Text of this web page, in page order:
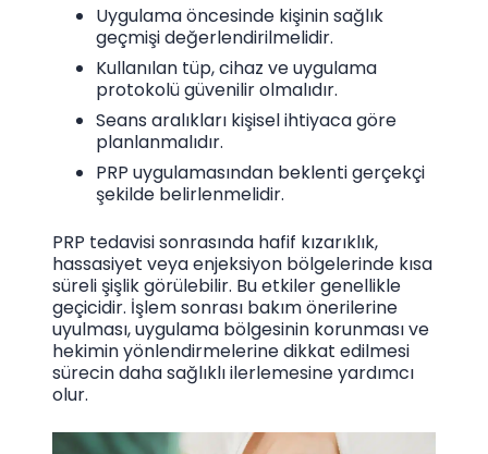
Uygulama öncesinde kişinin sağlık
geçmişi değerlendirilmelidir.
Kullanılan tüp, cihaz ve uygulama
protokolü güvenilir olmalıdır.
Seans aralıkları kişisel ihtiyaca göre
planlanmalıdır.
PRP uygulamasından beklenti gerçekçi
şekilde belirlenmelidir.
PRP tedavisi sonrasında hafif kızarıklık,
hassasiyet veya enjeksiyon bölgelerinde kısa
süreli şişlik görülebilir. Bu etkiler genellikle
geçicidir. İşlem sonrası bakım önerilerine
uyulması, uygulama bölgesinin korunması ve
hekimin yönlendirmelerine dikkat edilmesi
sürecin daha sağlıklı ilerlemesine yardımcı
olur.